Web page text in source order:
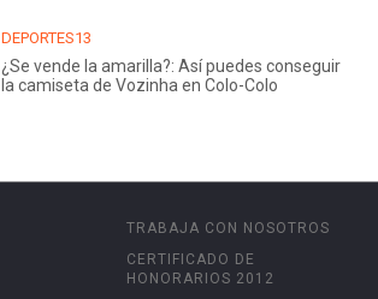
DEPORTES13
¿Se vende la amarilla?: Así puedes conseguir
la camiseta de Vozinha en Colo-Colo
TRABAJA CON NOSOTROS
CERTIFICADO DE
HONORARIOS 2012